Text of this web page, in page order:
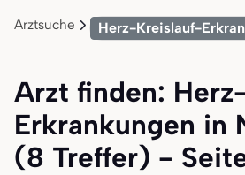
Arztsuche Herz-Kreislauf-
Arzt finden:
Erkrankungen in
(8 Treffer) -